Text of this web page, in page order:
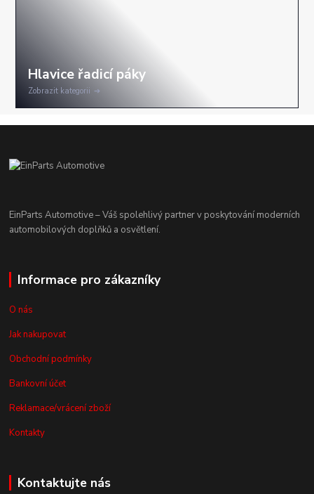
Zobrazit kategorii
EinParts Automotive – Váš spolehlivý partner v poskytování moderních
automobilových doplňků a osvětlení.
Informace pro zákazníky
O nás
Jak nakupovat
Obchodní podmínky
Bankovní účet
Reklamace/vrácení zboží
Kontakty
Kontaktujte nás